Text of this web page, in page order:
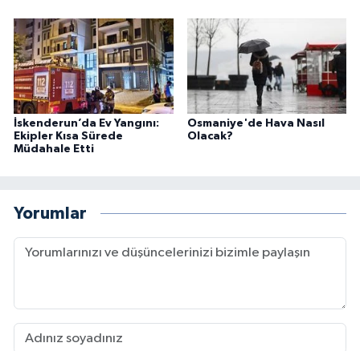
İskenderun’da Ev Yangını:
Ekipler Kısa Sürede
Müdahale Etti
Osmaniye'de Hava Nasıl
Olacak?
Yorumlar